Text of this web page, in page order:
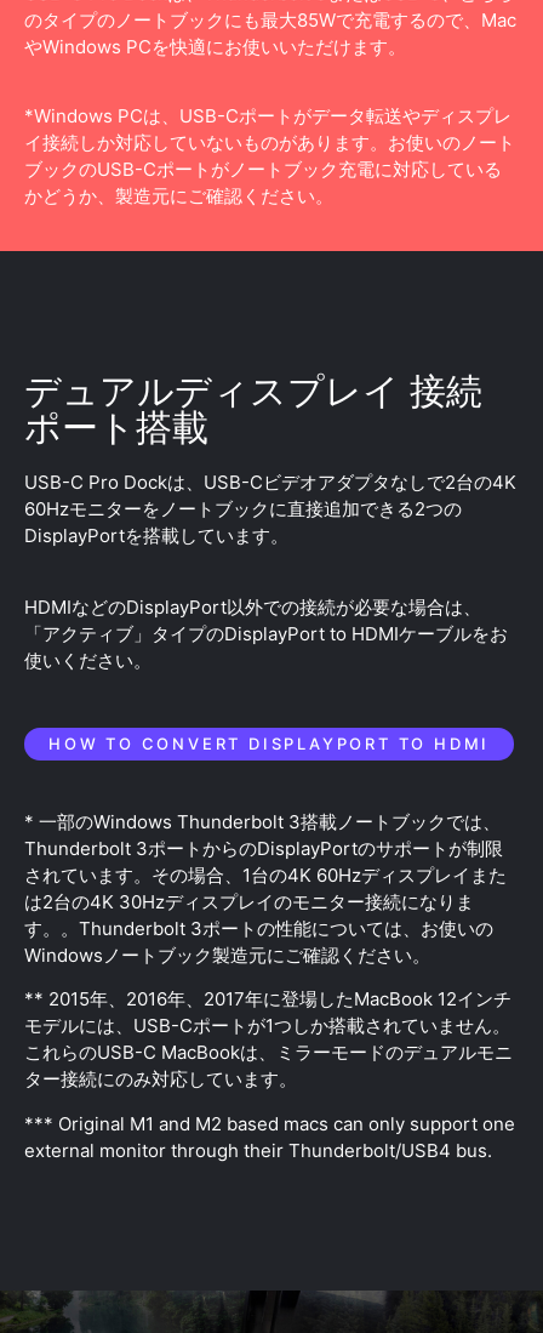
のタイプのノートブックにも最大85Wで充電するので、Mac
やWindows PCを快適にお使いいただけます。
*Windows PCは、USB-Cポートがデータ転送やディスプレ
イ接続しか対応していないものがあります。お使いのノート
ブックのUSB-Cポートがノートブック充電に対応している
かどうか、製造元にご確認ください。
デュアルディスプレイ 接続
ポート搭載
USB-C Pro Dockは、USB-Cビデオアダプタなしで2台の4K
60Hzモニターをノートブックに直接追加できる2つの
DisplayPortを搭載しています。
HDMIなどのDisplayPort以外での接続が必要な場合は、
「アクティブ」タイプのDisplayPort to HDMIケーブルをお
使いください。
HOW TO CONVERT DISPLAYPORT TO HDMI
* 一部のWindows Thunderbolt 3搭載ノートブックでは、
Thunderbolt 3ポートからのDisplayPortのサポートが制限
されています。その場合、1台の4K 60Hzディスプレイまた
は2台の4K 30Hzディスプレイのモニター接続になりま
す。。Thunderbolt 3ポートの性能については、お使いの
Windowsノートブック製造元にご確認ください。
** 2015年、2016年、2017年に登場したMacBook 12インチ
モデルには、USB-Cポートが1つしか搭載されていません。
これらのUSB-C MacBookは、ミラーモードのデュアルモニ
ター接続にのみ対応しています。
*** Original M1 and M2 based macs can only support one
external monitor through their Thunderbolt/USB4 bus.